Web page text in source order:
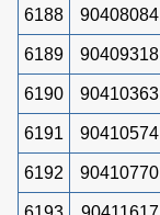
6188 90408084
6189 90409318
6190 90410363
6191 90410574
6192 90410770